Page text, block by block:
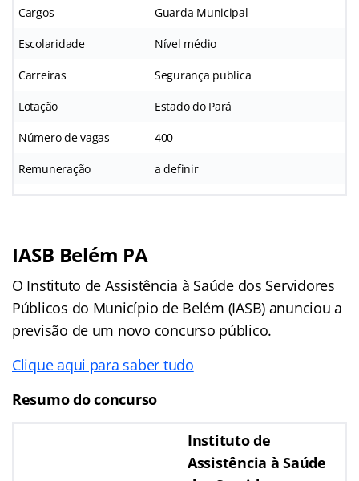
Cargos Guarda Municipal
Escolaridade Nível médio
Carreiras Segurança publica
Lotação Estado do Pará
Número de vagas 400
Remuneração a definir
IASB Belém PA
O Instituto de Assistência à Saúde dos Servidores
Públicos do Município de Belém (IASB) anunciou a
previsão de um novo concurso público.
Clique aqui para saber tudo
Resumo do concurso
Instituto de
Assistência à Saúde